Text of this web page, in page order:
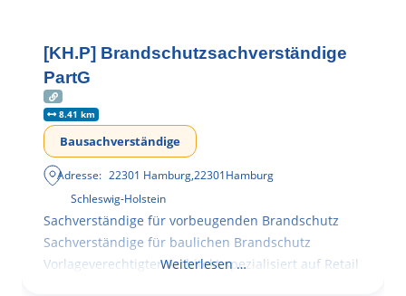
[KH.P] Brandschutzsachverständige
PartG
8.41 km
Bausachverständige
Adresse: 22301 Hamburg,22301Hamburg
Schleswig-Holstein
Sachverständige für vorbeugenden Brandschutz
Sachverständige für baulichen Brandschutz
Vorlageverechtigter Architekt spezialisiert auf Retail
Weiterlesen …